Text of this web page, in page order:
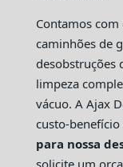
Contamos
caminhões de
desobstruções
limpeza
vácuo. A Ajax
custo-
para nossa
solicite um